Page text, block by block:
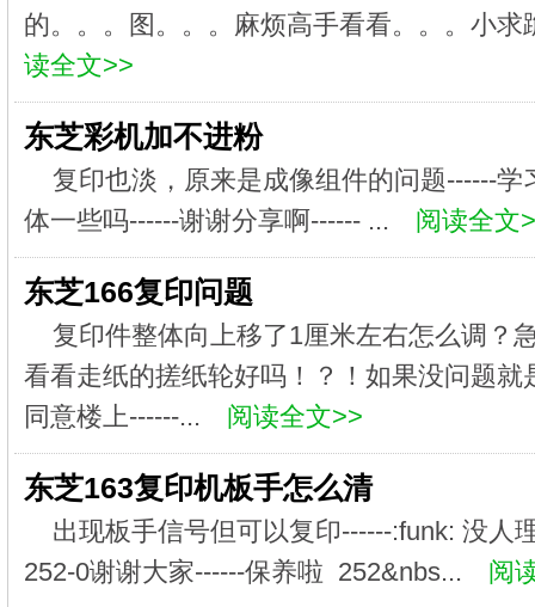
的。。。图。。。麻烦高手看看。。。小
读全文>>
东芝彩机加不进粉
复印也淡，原来是成像组件的问题------学
体一些吗------谢谢分享啊------ ...
阅读全文
东芝166复印问题
复印件整体向上移了1厘米左右怎么调？
看看走纸的搓纸轮好吗！？！如果没问题就
同意楼上------...
阅读全文>>
东芝163复印机板手怎么清
出现板手信号但可以复印------:funk: 没人
252-0谢谢大家------保养啦 252&nbs...
阅